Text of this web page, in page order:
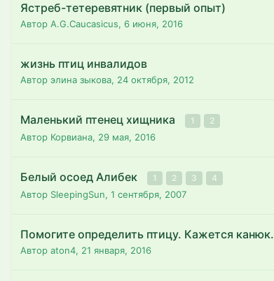
Ястреб-тетеревятник (первый опыт)
Автор A.G.Caucasicus, 6 июня, 2016
жизнь птиц инвалидов
Автор элина зыкова, 24 октября, 2012
Маленький птенец хищника 1 2
Автор Корвиана, 29 мая, 2016
Белый осоед Алибек 1 2 3 4
Автор SleepingSun, 1 сентября, 2007
Помогите определить птицу. Кажется канюк.
Автор aton4, 21 января, 2016